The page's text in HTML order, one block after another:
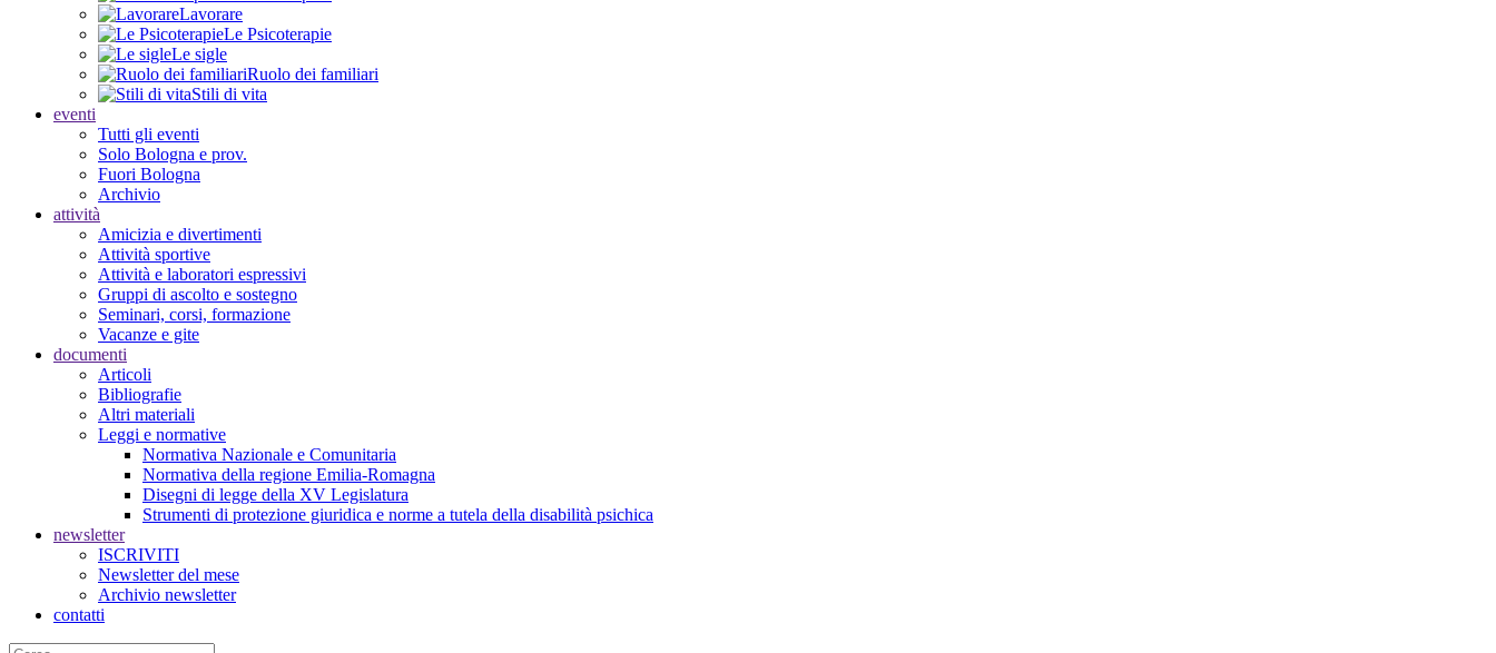
Lavorare
Le Psicoterapie
Le sigle
Ruolo dei familiari
Stili di vita
eventi
Tutti gli eventi
Solo Bologna e prov.
Fuori Bologna
Archivio
attività
Amicizia e divertimenti
Attività sportive
Attività e laboratori espressivi
Gruppi di ascolto e sostegno
Seminari, corsi, formazione
Vacanze e gite
documenti
Articoli
Bibliografie
Altri materiali
Leggi e normative
Normativa Nazionale e Comunitaria
Normativa della regione Emilia-Romagna
Disegni di legge della XV Legislatura
Strumenti di protezione giuridica e norme a tutela della disabilità psichica
newsletter
ISCRIVITI
Newsletter del mese
Archivio newsletter
contatti